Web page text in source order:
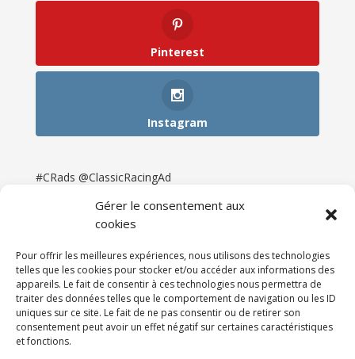
Gérer le consentement aux
cookies
Pour offrir les meilleures expériences, nous utilisons des technologies
telles que les cookies pour stocker et/ou accéder aux informations des
appareils. Le fait de consentir à ces technologies nous permettra de
traiter des données telles que le comportement de navigation ou les ID
uniques sur ce site. Le fait de ne pas consentir ou de retirer son
consentement peut avoir un effet négatif sur certaines caractéristiques
et fonctions.
Pinterest
Instagram
#CRads @ClassicRacingAd